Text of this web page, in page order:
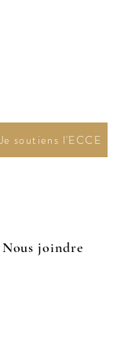
Je soutiens l'ECCE
Nous joindre